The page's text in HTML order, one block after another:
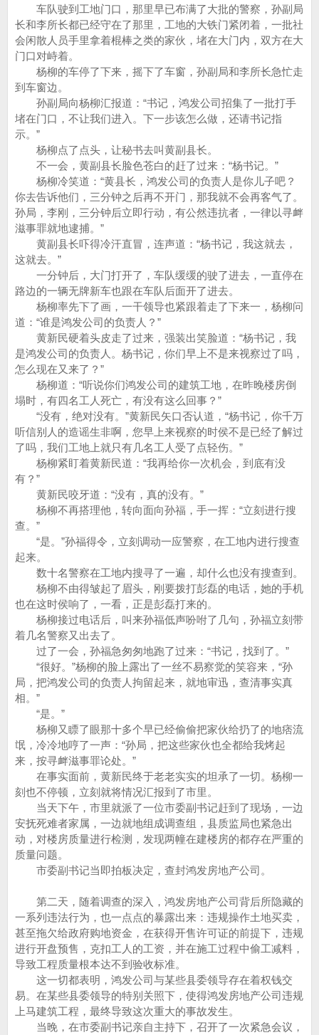
车队驶到工地门口，那里早已布满了大批的警察，孙副局
长和李所长都已经守在了那里，工地的大铁门紧闭着，一批社
会闲散人员手里拿着棍棒之类的家伙，堵在大门内，双方在大
门口对峙着。
杨柳的车停了下来，摇下了车窗，孙副局和李所长急忙走
到车窗边。
孙副局向杨柳汇报道：“书记，鸿发公司招集了一批打手
堵在门口，不让我们进入。下一步该怎么做，还请书记指
示。”
杨柳点了点头，让秘书去叫黄副县长。
不一会，黄副县长脸色苍白的赶了过来：“杨书记。”
杨柳冷笑道：“黄县长，鸿发公司的负责人是你儿子吧？
你去告诉他们，三分钟之后再不开门，那我就不会再客气了。
孙局，李刚，三分钟后立即行动，有公然违抗者，一律以寻衅
滋事罪就地逮捕。”
黄副县长吓得冷汗直冒，连声道：“杨书记，我这就去，
这就去。”
一分钟后，大门打开了，车队缓缓的驶了进去，一直停在
路边的一辆无牌新车也跟在车队后面开了进去。
杨柳率先下了画，一干领导也紧跟着走了下来一，杨柳问
道：“谁是鸿发公司的负责人？”
黄新民硬着头皮走了过来，强装出笑脸道：“杨书记，我
是鸿发公司的负责人。杨书记，你们早上不是来视察过了吗，
怎么现在又来了？”
杨柳道：“听说你们鸿发公司的建筑工地，在昨晚楼房倒
塌时，有四名工人死亡，有没有这么回事？”
“没有，绝对没有。”黄新民矢口否认道，“杨书记，你千万
听信别人的造谣生非啊，您早上来视察的时侯不是已经了解过
了吗，我们工地上就只有几名工人受了点轻伤。”
杨柳紧盯着黄新民道：“我再给你一次机会，到底有没
有？”
黄新民咬牙道：“没有，真的没有。”
杨柳不再搭理他，转向面向孙福，手一挥：“立刻进行搜
查。”
“是。”孙福得令，立刻调动一应警察，在工地内进行搜查
起来。
数十名警察在工地内搜寻了一遍，却什么也没有搜查到。
杨柳不由得皱起了眉头，刚要拨打彭磊的电话，她的手机
也在这时侯响了，一看，正是彭磊打来的。
杨柳接过电话后，叫来孙福低声吩咐了几句，孙福立刻带
着几名警察又出去了。
过了一会，孙福急匆匆地跑了过来：“书记，找到了。”
“很好。”杨柳的脸上露出了一丝不易察觉的笑容来，“孙
局，把鸿发公司的负责人拘留起来，就地审迅，查清事实真
相。”
“是。”
杨柳又瞟了眼那十多个早已经偷偷把家伙给扔了的地痞流
氓，冷冷地哼了一声：“孙局，把这些家伙也全都给我烤起
来，按寻衅滋事罪论处。”
在事实面前，黄新民终于老老实实的坦承了一切。杨柳一
刻也不停顿，立刻就将情况汇报到了市里。
当天下午，市里就派了一位市委副书记赶到了现场，一边
安抚死难者家属，一边就地组成调查组，县质监局也紧急出
动，对楼房质量进行检测，发现两幢在建楼房的都存在严重的
质量问题。
市委副书记当即拍板决定，查封鸿发房地产公司。
第二天，随着调查的深入，鸿发房地产公司背后所隐藏的
一系列违法行为，也一点点的暴露出来：违规操作土地买卖，
甚至拖欠给政府购地资金，在获得开售许可证的前提下，违规
进行开盘预售，克扣工人的工资，并在施工过程中偷工减料，
导致工程质量根本达不到验收标准。
这一切都表明，鸿发公司与某些县委领导存在着权钱交
易。在某些县委领导的特别关照下，使得鸿发房地产公司违规
上马建筑工程，最终导致这次重大的事故发生。
当晚，在市委副书记亲自主持下，召开了一次紧急会议，